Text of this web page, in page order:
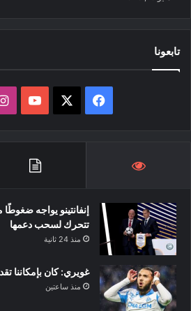
تابعونا
فيسبوك
إنفانتينو يواجه
تتحرك لسحب دعمها
منذ 24 ثانية
غويري: كان بإمكاننا
منذ ساعتين